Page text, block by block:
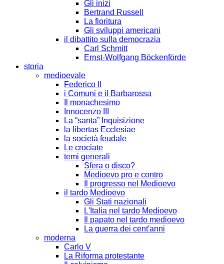
Gli inizi
Bertrand Russell
La fioritura
Gli sviluppi americani
il dibattito sulla democrazia
Carl Schmitt
Ernst-Wolfgang Böckenförde
storia
medioevale
Federico II
i Comuni e il Barbarossa
Il monachesimo
Innocenzo III
La “santa” Inquisizione
la libertas Ecclesiae
la società feudale
Le crociate
temi generali
Sfera o disco?
Medioevo pro e contro
Il progresso nel Medioevo
il tardo Medioevo
Gli Stati nazionali
L'Italia nel tardo Medioevo
Il papato nel tardo medioevo
La guerra dei cent'anni
moderna
Carlo V
La Riforma protestante